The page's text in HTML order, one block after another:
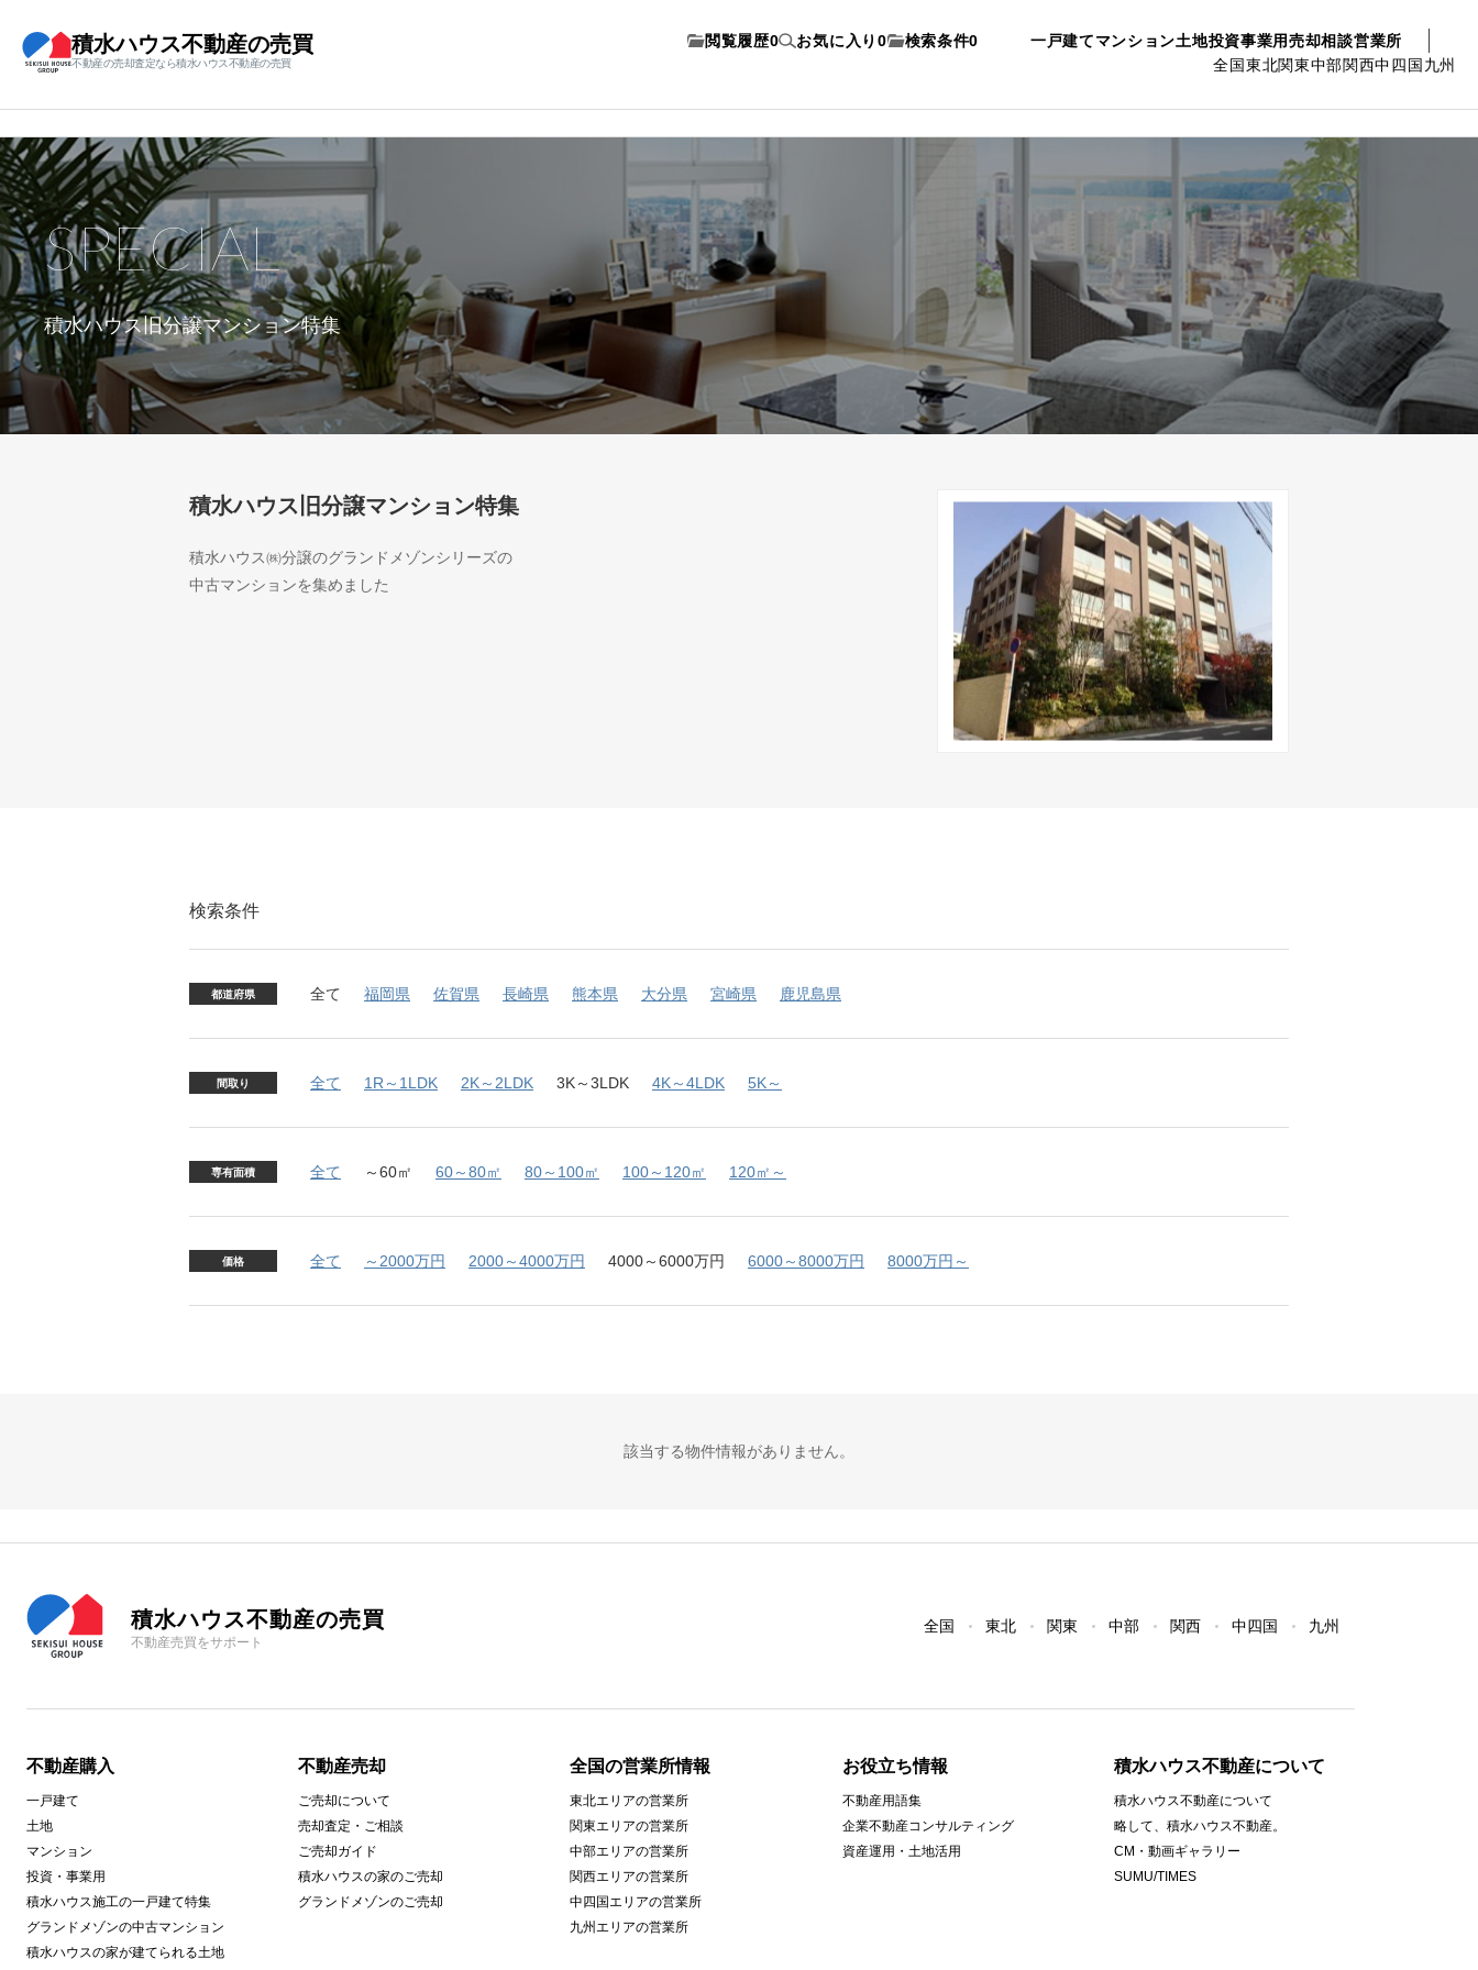
積水ハウス不動産の売買
不動産の売却査定なら積水ハウス不動産の売買
一戸建てマンション土地投資事業用売却相談営業所
全国東北関東中部関西中四国九州
閲覧履歴0 お気に入り 0 検索条件0
積水ハウス旧分譲マンション特集
SPECIAL
積水ハウス旧分譲マンション特集
積水ハウス㈱分譲のグランドメゾンシリーズの
中古マンションを集めました
検索条件
都道府県 全て 福岡県 佐賀県 長崎県 熊本県 大分県 宮崎県 鹿児島県
間取り 全て 1R～1LDK 2K～2LDK 3K～3LDK 4K～4LDK 5K～
専有面積 全て ～60㎡ 60～80㎡ 80～100㎡ 100～120㎡ 120㎡～
価格 全て ～2000万円 2000～4000万円 4000～6000万円 6000～8000万円 8000万円～
該当する物件情報がありません。
積水ハウス不動産の売買
不動産売買をサポート
全国 東北 関東 中部 関西 中四国 九州
不動産購入
一戸建て
土地
マンション
投資・事業用
積水ハウス施工の一戸建て特集
グランドメゾンの中古マンション
積水ハウスの家が建てられる土地
不動産売却
ご売却について
売却査定・ご相談
ご売却ガイド
積水ハウスの家のご売却
グランドメゾンのご売却
全国の営業所情報
東北エリアの営業所
関東エリアの営業所
中部エリアの営業所
関西エリアの営業所
中四国エリアの営業所
九州エリアの営業所
お役立ち情報
不動産用語集
企業不動産コンサルティング
資産運用・土地活用
積水ハウス不動産について
積水ハウス不動産について
略して、積水ハウス不動産。
CM・動画ギャラリー
SUMU/TIMES